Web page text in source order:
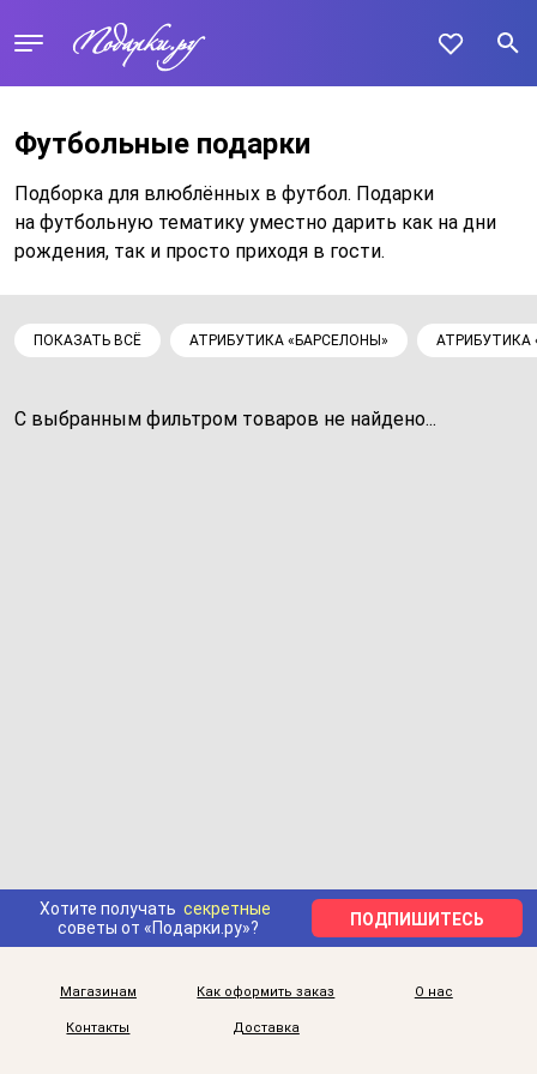
Футбольные подарки
Подборка для влюблённых в футбол. Подарки
на футбольную тематику уместно дарить как на дни
рождения, так и просто приходя в гости.
ПОКАЗАТЬ ВСЁ АТРИБУТИКА «БАРСЕЛОНЫ» АТРИБУТИКА
С выбранным фильтром товаров не найдено...
Хотите получать секретные
советы от «Подарки.ру»?
ПОДПИШИТЕСЬ
Магазинам Как оформить заказ О нас
Контакты Доставка